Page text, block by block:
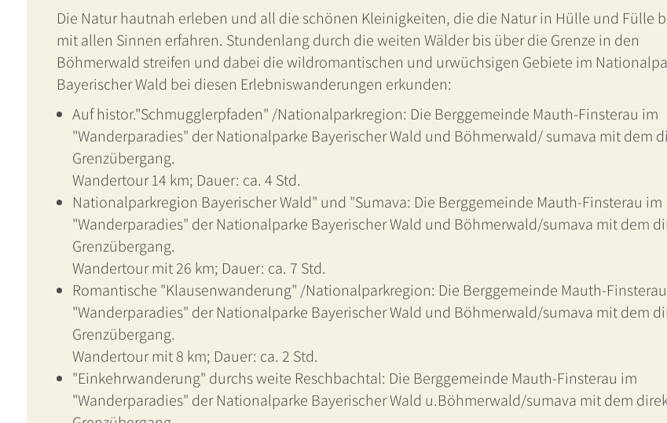
Die Natur hautnah erleben und all die schönen Kleinigkeiten, die die Natur in Hülle und Fülle
mit allen Sinnen erfahren. Stundenlang durch die weiten Wälder bis über die Grenze in den
Böhmerwald streifen und dabei die wildromantischen und urwüchsigen Gebiete im
Bayerischer Wald bei diesen Erlebniswanderungen erkunden:
Auf histor."Schmugglerpfaden" /Nationalparkregion: Die Berggemeinde Mauth-Finsterau im
"Wanderparadies" der Nationalparke Bayerischer Wald und Böhmerwald/ sumava mit dem
Grenzübergang.
Wandertour 14 km; Dauer: ca. 4 Std.
Nationalparkregion Bayerischer Wald" und "Sumava: Die Berggemeinde Mauth-Finsterau im
"Wanderparadies" der Nationalparke Bayerischer Wald und Böhmerwald/sumava mit dem
Grenzübergang.
Wandertour mit 26 km; Dauer: ca. 7 Std.
Romantische "Klausenwanderung" /Nationalparkregion: Die Berggemeinde Mauth-
"Wanderparadies" der Nationalparke Bayerischer Wald und Böhmerwald/sumava mit dem
Grenzübergang.
Wandertour mit 8 km; Dauer: ca. 2 Std.
"Einkehrwanderung" durchs weite Reschbachtal: Die Berggemeinde Mauth-Finsterau im
"Wanderparadies" der Nationalparke Bayerischer Wald u.Böhmerwald/sumava mit dem